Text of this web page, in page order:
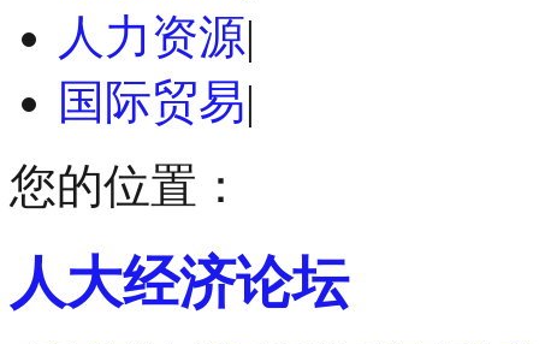
人力资源|
国际贸易|
您的位置：
人大经济论坛